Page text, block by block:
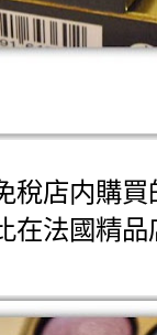
稅店内購買
在法國精